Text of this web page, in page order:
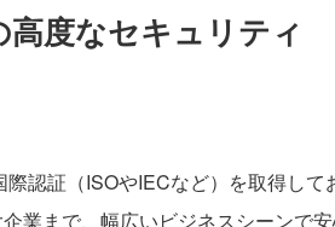
度なセキュリティ
認証（ISOやIECなど）を取得し
まで、幅広いビジネスシーンで安